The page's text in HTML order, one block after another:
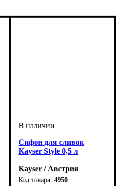
Сифон для сливок
Kayser Style 0,5 л
Kayser / Австрия
4950